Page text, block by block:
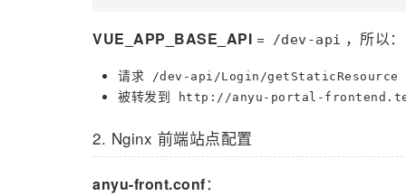
VUE_APP_BASE_API = /dev-api ，所以：
请求 /dev-api/Login/getStaticResource
被转发到 http://anyu-portal-
2. Nginx 前端站点配置
anyu-front.conf：